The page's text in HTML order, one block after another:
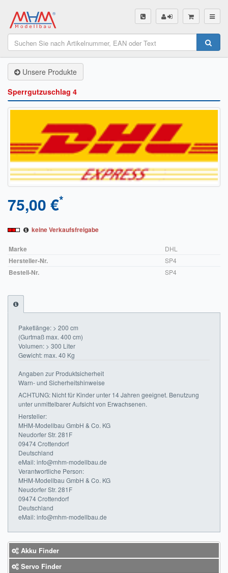
SHOP
Unsere Produkte
Servo Finder
BL-Motor Finder
Schiffsschrauben Finder
Räder Finder
Sendungsverfolgung DPD
Verfügbarkeitsanzeige
Widerrufsformular
Widerrufsbelehrung für digitale Waren / Muster-
AGB und Kundeninformationen
Datenschutzerklärung
Hinweise zur Batterieentsorgung
Geschäftszeiten
Impressum
FAQ
ÜBER UNS
Unsere Philosophie
Unsere Produkte
Sperrgutzuschlag 4
75,00 €*
keine Verkaufsfreigabe
Marke DHL
Hersteller-Nr. SP4
Bestell-Nr. SP4
Paketlänge: > 200 cm
(Gurtmaß max. 400 cm)
Volumen: > 300 Liter
Gewicht: max. 40 Kg
Angaben zur Produktsicherheit
Warn- und Sicherheitshinweise
ACHTUNG: Nicht für Kinder unter 14 Jahren geeignet. Benutzung
unter unmittelbarer Aufsicht von Erwachsenen.
Hersteller:
MHM-Modellbau GmbH & Co. KG
Neudorfer Str. 281F
09474 Crottendorf
Deutschland
eMail: info@mhm-modellbau.de
Verantwortliche Person:
MHM-Modellbau GmbH & Co. KG
Neudorfer Str. 281F
09474 Crottendorf
Deutschland
eMail: info@mhm-modellbau.de
Akku Finder
Servo Finder